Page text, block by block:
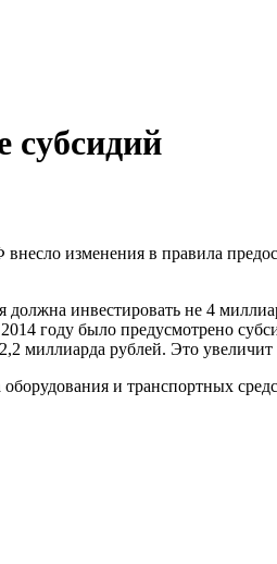
субсидий
изменения в правила
инвестировать не 4
году было предусмотрено
миллиарда рублей. Это
и транспортных